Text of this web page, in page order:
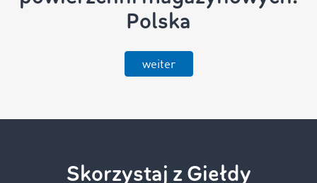
Polska
weiter
Skorzystaj z Giełdy